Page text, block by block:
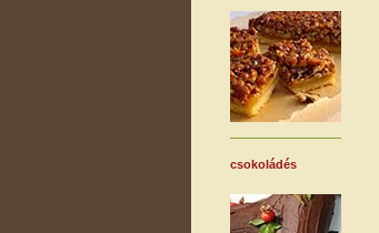
csokoládés